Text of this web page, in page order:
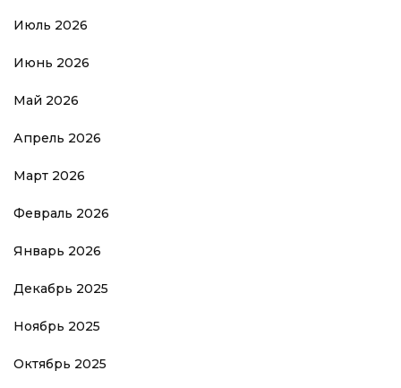
Июль 2026
Июнь 2026
Май 2026
Апрель 2026
Март 2026
Февраль 2026
Январь 2026
Декабрь 2025
Ноябрь 2025
Октябрь 2025